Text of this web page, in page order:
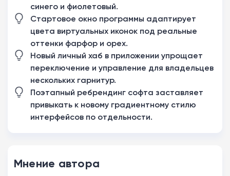
синего и фиолетовый.
Стартовое окно программы адаптирует
цвета виртуальных иконок под реальные
оттенки фарфор и орех.
Новый личный хаб в приложении упрощает
переключение и управление для владельцев
нескольких гарнитур.
Поэтапный ребрендинг софта заставляет
привыкать к новому градиентному стилю
интерфейсов по отдельности.
Мнение автора